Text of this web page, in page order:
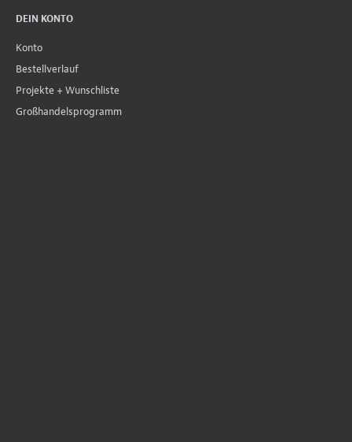
DEIN KONTO
Konto
Bestellverlauf
Projekte + Wunschliste
Großhandelsprogramm